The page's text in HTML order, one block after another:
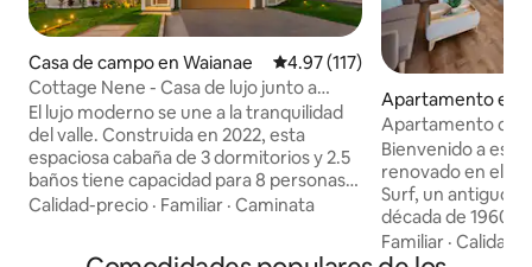
Casa de campo en Waianae Calificación promedio: 4.97 de
4.97 (117)
Cottage Nene - Casa de lujo junto a
playas y montañas
El lujo moderno se une a la tranquilidad
del valle. Construida en 2022, esta
espaciosa cabaña de 3 dormitorios y 2.5
baños tiene capacidad para 8 personas.
Disfruta de una sala de estar espaciosa
Calidad-precio · Familiar · Caminata
Apartamento en
Apartamento de
encanto retro y
GRATUITO
Bienvenido a
renovado en el
Surf, un antiguo
década de 1960.
vintage con lujo
vista parcial al
Familiar ·Calidad-